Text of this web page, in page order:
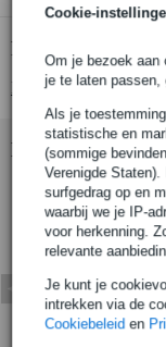
Cookie-
Om je bezoek aan
je te laten passen,
Als je
statistische en
(sommige
Verenigde
surfgedrag op en
waarbij we je IP-
voor herkenning.
relevante
Je kunt je
intrekken via de
Cookiebeleid en
Productinformatie
Bekijk alle
Bekijk ook eens